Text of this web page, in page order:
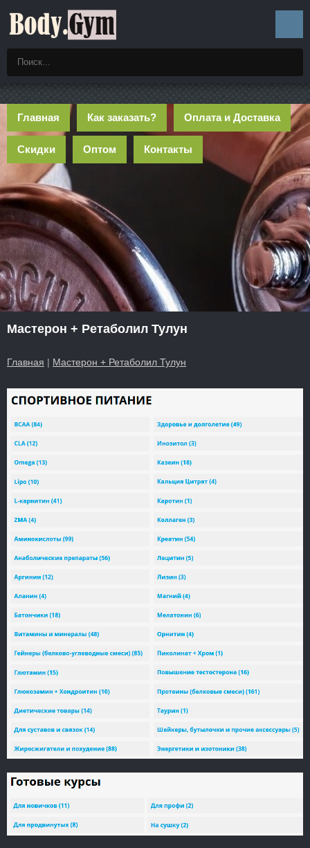
Главная Как заказать? Оплата и Доставка
Скидки Оптом Контакты
Мастерон + Ретаболил Тулун
Главная | Мастерон + Ретаболил Тулун